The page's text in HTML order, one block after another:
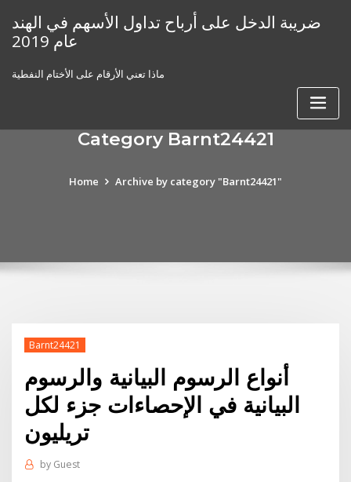
content
ضريبة الدخل على أرباح تداول الأسهم في الهند
عام 2019
ماذا تعني الأرقام على الأختام النفطية
Category Barnt24421
Home Archive by category "Barnt24421"
Barnt24421
أنواع الرسوم البيانية والرسوم
البيانية في الإحصاءات جزء لكل
تريليون
by Guest